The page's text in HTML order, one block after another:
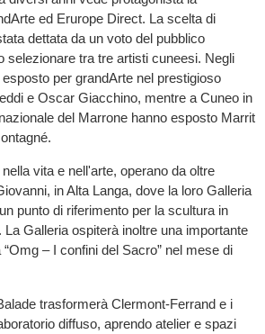
ed Erurope Direct. La scelta di
dettata da un voto del pubblico
selezionare tra tre artisti cuneesi. Negli
per grandArte nel prestigioso
e Oscar Giacchino, mentre a Cuneo in
del Marrone hanno esposto Marrit
vita e nell'arte, operano da oltre
in Alta Langa, dove la loro Galleria
punto di riferimento per la scultura in
Galleria ospiterà inoltre una importante
– I confini del Sacro” nel mese di
trasformerà Clermont-Ferrand e i
diffuso, aprendo atelier e spazi